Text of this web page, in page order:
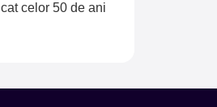
celor 50 de ani